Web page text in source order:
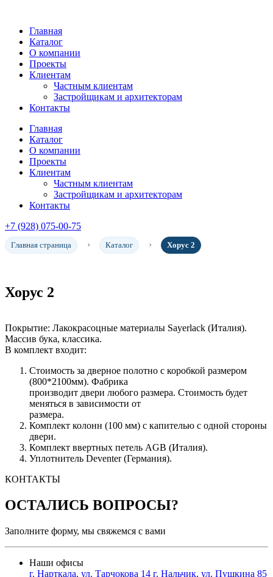
Главная
Каталог
О компании
Проекты
Клиентам
Частным клиентам
Застройщикам и архитекторам
Контакты
Главная
Каталог
О компании
Проекты
Клиентам
Частным клиентам
Застройщикам и архитекторам
Контакты
+7 (928) 075-00-75
Главная страница Каталог Хорус 2
Хорус 2
Покрытие: Лакокрасоцные материалы Sayerlack (Италия).
Массив бука, классика.
В комплект входит:
Стоимость за дверное полотно с коробкой размером
(800*2100мм). Фабрика
производит двери любого размера. Стоимость будет
меняться в зависимости от
размера.
Комплект колонн (100 мм) с капителью с одной стороны
двери.
Комплект ввертных петель AGB (Италия).
Уплотнитель Deventer (Германия).
КОНТАКТЫ
ОСТАЛИСЬ ВОПРОСЫ?
Заполните форму, мы свяжемся с вами
Наши офисы
г. Нарткала, ул. Тарчокова 14 г. Нальчик, ул. Пушкина 85